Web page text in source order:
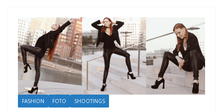
FASHION FOTO SHOOTINGS